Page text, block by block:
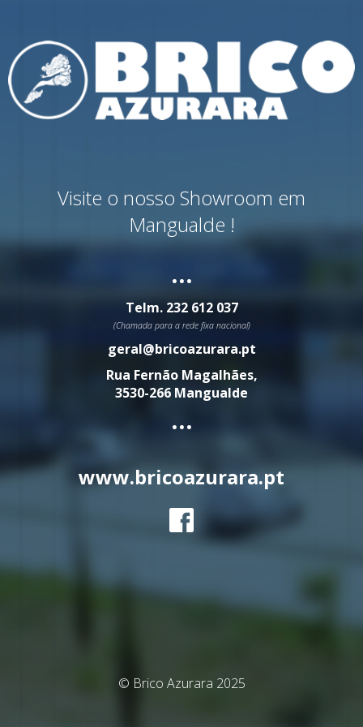
Visite o nosso Showroom em
Mangualde !
...
Telm. 232 612 037
(Chamada para a rede fixa nacional)
geral@bricoazurara.pt
Rua Fernão Magalhães,
3530-266 Mangualde
...
www.bricoazurara.pt
© Brico Azurara 2025